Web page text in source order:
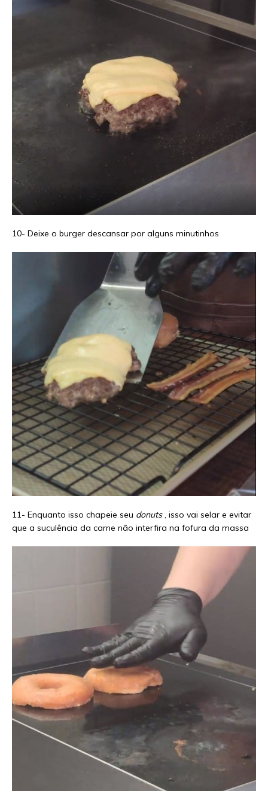
10- Deixe o burger descansar por alguns minutinhos
11- Enquanto isso chapeie seu donuts, isso vai selar e evitar
que a suculência da carne não interfira na fofura da massa